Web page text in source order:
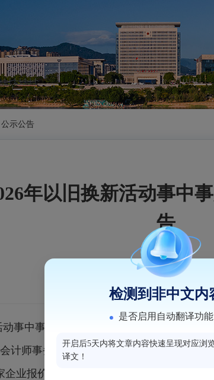
公示公告
年以旧换新活动事中
告
事中事后管理项目简易公开询价工作（
计师事务所合伙企业（普通合伙）、福州
业报价材料均符合要求，按照每单报价
检测到非中文内
是否启用自动翻译功能
开启后5天内将文章内容快速呈现对应浏
译文！